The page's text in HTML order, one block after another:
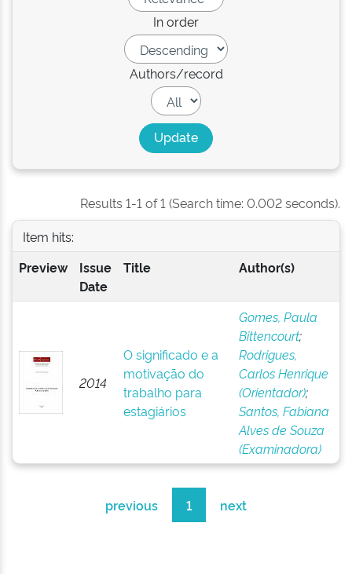
In order
Authors/record
Results 1-1 of 1 (Search time: 0.002 seconds).
Item hits:
Preview
Issue
Date
Title Author(s)
2014
O significado e a
motivação do
trabalho para
estagiários
Gomes, Paula
Bittencourt;
Rodrigues,
Carlos Henrique
(Orientador);
Santos, Fabiana
Alves de Souza
(Examinadora)
previous 1 next